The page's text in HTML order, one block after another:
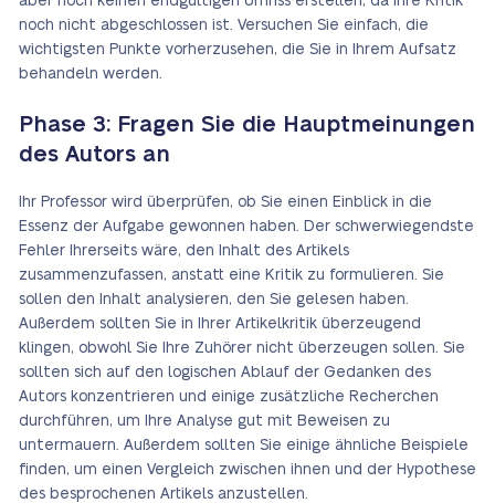
noch nicht abgeschlossen ist. Versuchen Sie einfach, die
wichtigsten Punkte vorherzusehen, die Sie in Ihrem Aufsatz
behandeln werden.
Phase 3: Fragen Sie die Hauptmeinungen
des Autors an
Ihr Professor wird überprüfen, ob Sie einen Einblick in die
Essenz der Aufgabe gewonnen haben. Der schwerwiegendste
Fehler Ihrerseits wäre, den Inhalt des Artikels
zusammenzufassen, anstatt eine Kritik zu formulieren. Sie
sollen den Inhalt analysieren, den Sie gelesen haben.
Außerdem sollten Sie in Ihrer Artikelkritik überzeugend
klingen, obwohl Sie Ihre Zuhörer nicht überzeugen sollen. Sie
sollten sich auf den logischen Ablauf der Gedanken des
Autors konzentrieren und einige zusätzliche Recherchen
durchführen, um Ihre Analyse gut mit Beweisen zu
untermauern. Außerdem sollten Sie einige ähnliche Beispiele
finden, um einen Vergleich zwischen ihnen und der Hypothese
des besprochenen Artikels anzustellen.